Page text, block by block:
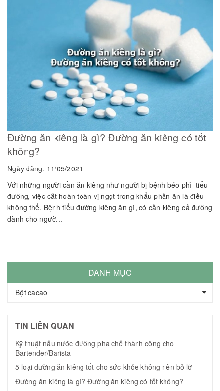
Đường ăn kiêng là gì? Đường ăn kiêng có tốt
không?
Ngày đăng: 11/05/2021
Với những người cần ăn kiêng như người bị bệnh béo phì, tiểu
đường, việc cắt hoàn toàn vị ngọt trong khẩu phần ăn là điều
không thể. Bệnh tiểu đường kiêng ăn gì, có cần kiêng cả đường
dành cho ngườ...
DANH MỤC
Bột cacao
TIN LIÊN QUAN
Kỹ thuật nấu nước đường pha chế thành công cho
Bartender/Barista
5 loại đường ăn kiêng tốt cho sức khỏe không nên bỏ lỡ
Đường ăn kiêng là gì? Đường ăn kiêng có tốt không?